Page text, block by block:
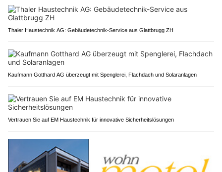
Thaler Haustechnik AG: Gebäudetechnik-Service aus Glattbrugg ZH
Kaufmann Gotthard AG überzeugt mit Spenglerei, Flachdach und Solaranlagen
Vertrauen Sie auf EM Haustechnik für innovative Sicherheitslösungen